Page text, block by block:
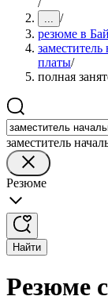
/
... /
резюме в
заместитель
платы/
полная
заместитель
Резюме
Найти
Резюме